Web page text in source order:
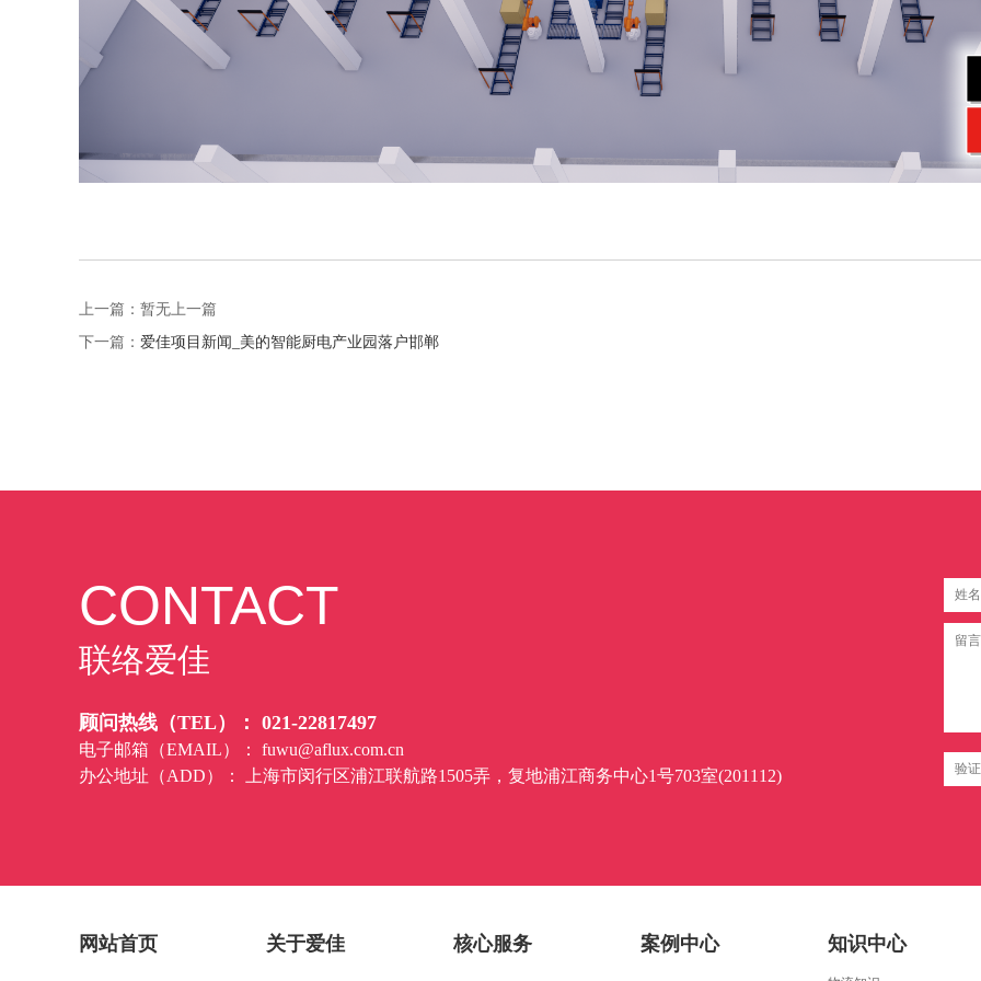
上一篇：暂无上一篇
下一篇： 爱佳项目新闻_美的智能厨电产业园落户邯郸
CONTACT
联络爱佳
顾问热线（TEL）： 021-22817497
电子邮箱（EMAIL）： fuwu@aflux.com.cn
办公地址（ADD）： 上海市闵行区浦江联航路1505弄，复地浦江商务中心1号703室(201112)
网站首页 关于爱佳 核心服务 案例中心 知识中心